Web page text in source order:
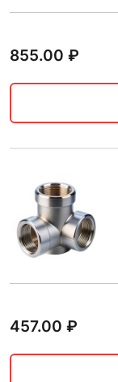
855.00 ₽
457.00 ₽